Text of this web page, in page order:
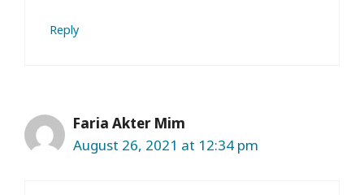
Reply
Faria Akter Mim
August 26, 2021 at 12:34 pm